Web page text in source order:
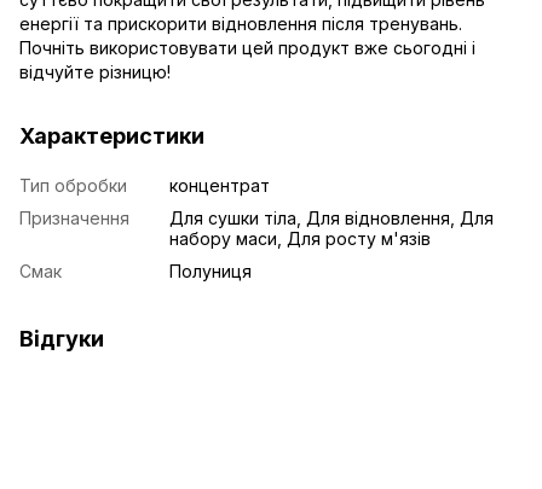
енергії та прискорити відновлення після тренувань.
Почніть використовувати цей продукт вже сьогодні і
відчуйте різницю!
Характеристики
Тип обробки
концентрат
Призначення
Для сушки тіла, Для відновлення, Для
набору маси, Для росту м'язів
Смак
Полуниця
Відгуки